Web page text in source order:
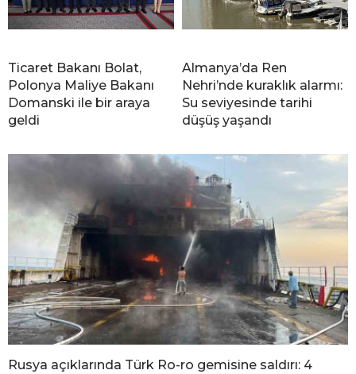
Ticaret Bakanı Bolat,
Polonya Maliye Bakanı
Domanski ile bir araya
geldi
Almanya’da Ren
Nehri’nde kuraklık alarmı:
Su seviyesinde tarihi
düşüş yaşandı
Rusya açıklarında Türk Ro-ro gemisine saldırı: 4